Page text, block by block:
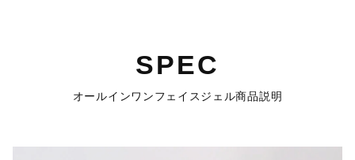
SPEC
オールインワンフェイスジェル商品説明